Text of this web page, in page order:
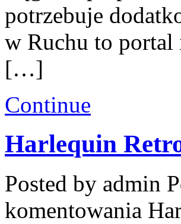
potrzebuje
w Ruchu to
[…]
Continue
Harlequin
Posted by admin
komentowania